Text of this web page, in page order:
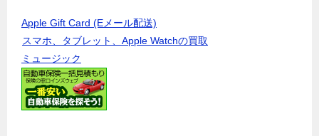
Apple Gift Card (Eメール配送)
スマホ、タブレット、Apple Watchの買取
ミュージック